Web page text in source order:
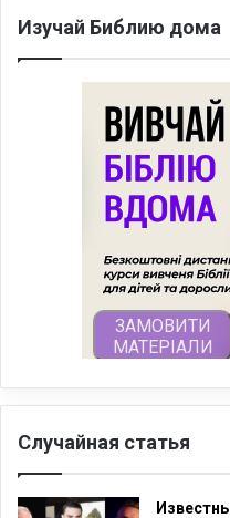
Изучай Библию дома
Случайная статья